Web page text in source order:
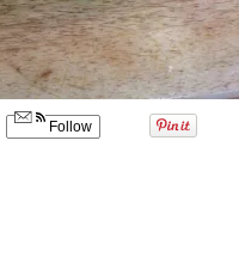
Follow